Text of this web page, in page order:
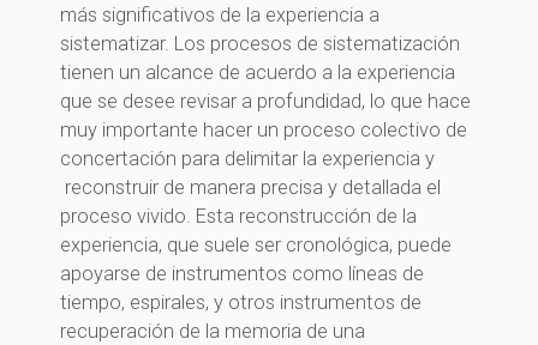
más significativos de la experiencia a
sistematizar. Los procesos de sistematización
tienen un alcance de acuerdo a la experiencia
que se desee revisar a profundidad, lo que hace
muy importante hacer un proceso colectivo de
concertación para delimitar la experiencia y
reconstruir de manera precisa y detallada el
proceso vivido. Esta reconstrucción de la
experiencia, que suele ser cronológica, puede
apoyarse de instrumentos como líneas de
tiempo, espirales, y otros instrumentos de
recuperación de la memoria de una